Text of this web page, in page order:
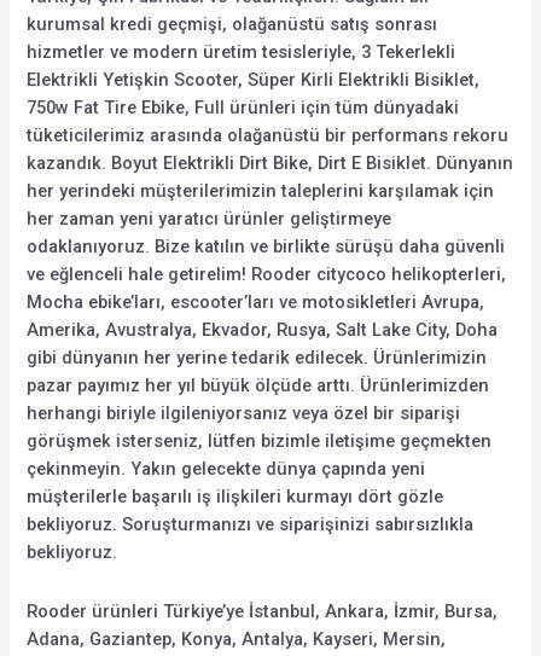
kurumsal kredi geçmişi, olağanüstü satış sonrası
hizmetler ve modern üretim tesisleriyle, 3 Tekerlekli
Elektrikli Yetişkin Scooter, Süper Kirli Elektrikli Bisiklet,
750w Fat Tire Ebike, Full ürünleri için tüm dünyadaki
tüketicilerimiz arasında olağanüstü bir performans rekoru
kazandık. Boyut Elektrikli Dirt Bike, Dirt E Bisiklet. Dünyanın
her yerindeki müşterilerimizin taleplerini karşılamak için
her zaman yeni yaratıcı ürünler geliştirmeye
odaklanıyoruz. Bize katılın ve birlikte sürüşü daha güvenli
ve eğlenceli hale getirelim! Rooder citycoco helikopterleri,
Mocha ebike’ları, escooter’ları ve motosikletleri Avrupa,
Amerika, Avustralya, Ekvador, Rusya, Salt Lake City, Doha
gibi dünyanın her yerine tedarik edilecek. Ürünlerimizin
pazar payımız her yıl büyük ölçüde arttı. Ürünlerimizden
herhangi biriyle ilgileniyorsanız veya özel bir siparişi
görüşmek isterseniz, lütfen bizimle iletişime geçmekten
çekinmeyin. Yakın gelecekte dünya çapında yeni
müşterilerle başarılı iş ilişkileri kurmayı dört gözle
bekliyoruz. Soruşturmanızı ve siparişinizi sabırsızlıkla
bekliyoruz.
Rooder ürünleri Türkiye’ye İstanbul, Ankara, İzmir, Bursa,
Adana, Gaziantep, Konya, Antalya, Kayseri, Mersin,